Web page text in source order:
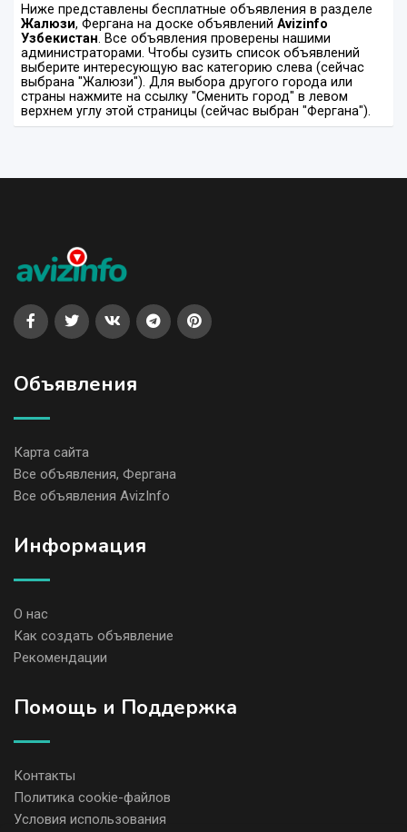
Ниже представлены бесплатные объявления в разделе
Жалюзи, Фергана на доске объявлений Avizinfo
Узбекистан. Все объявления проверены нашими
администраторами. Чтобы сузить список объявлений
выберите интересующую вас категорию слева (сейчас
выбрана "Жалюзи"). Для выбора другого города или
страны нажмите на ссылку "Сменить город" в левом
верхнем углу этой страницы (сейчас выбран "Фергана").
Объявления
Карта сайта
Все объявления, Фергана
Все объявления AvizInfo
Информация
О нас
Как создать объявление
Рекомендации
Помощь и Поддержка
Контакты
Политика cookie-файлов
Условия использования